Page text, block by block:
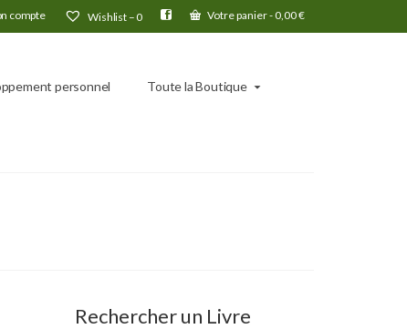
compte Wishlist –0 Votre panier-0,00€
personnel Toute la Boutique
Rechercher un Livre